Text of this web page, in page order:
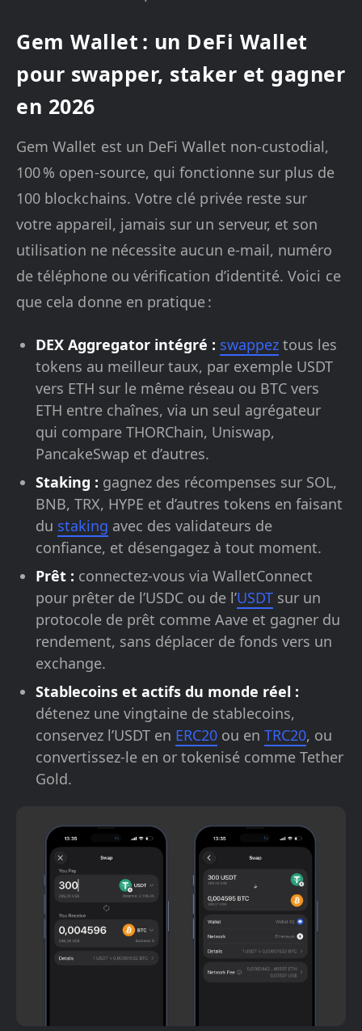
Gem Wallet : un DeFi Wallet
pour swapper, staker et gagner
en 2026
Gem Wallet est un DeFi Wallet non-custodial,
100 % open-source, qui fonctionne sur plus de
100 blockchains. Votre clé privée reste sur
votre appareil, jamais sur un serveur, et son
utilisation ne nécessite aucun e-mail, numéro
de téléphone ou vérification d’identité. Voici ce
que cela donne en pratique :
DEX Aggregator intégré : swappez tous les
tokens au meilleur taux, par exemple USDT
vers ETH sur le même réseau ou BTC vers
ETH entre chaînes, via un seul agrégateur
qui compare THORChain, Uniswap,
PancakeSwap et d’autres.
Staking : gagnez des récompenses sur SOL,
BNB, TRX, HYPE et d’autres tokens en faisant
du staking avec des validateurs de
confiance, et désengagez à tout moment.
Prêt : connectez-vous via WalletConnect
pour prêter de l’USDC ou de l’USDT sur un
protocole de prêt comme Aave et gagner du
rendement, sans déplacer de fonds vers un
exchange.
Stablecoins et actifs du monde réel :
détenez une vingtaine de stablecoins,
conservez l’USDT en ERC20 ou en TRC20, ou
convertissez-le en or tokenisé comme Tether
Gold.